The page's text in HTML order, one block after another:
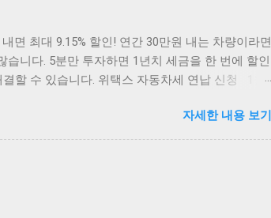
면 최대 9.15% 할인! 연간 30만원 내는 차량이라면
니다. 5분만 투자하면 1년치 세금을 한 번에 할인
할 수 있습니다. 위택스 자동차세 연납 신청 1월
수 있으며, 3월 연납 시 7.5%, 6월 연납 시 5%, 9월
세가 50만원이라면 1월 연납 시 45,750원을 절약
유리하며, 시기가 늦어질수록 할인율 감소 3분 완
홈페이지에 접속하여 공동인증서 또
자세한 내용 보기